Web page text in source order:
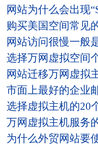
网站为什么会出现
购买美国空间常见
网站访问很慢一般
选择万网虚拟空间
网站迁移万网虚拟
市面上最好的企业
选择虚拟主机的20
万网虚拟主机服务
为什么外贸网站要